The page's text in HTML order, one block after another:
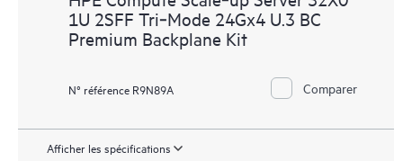
1U 2SFF Tri‑Mode 24Gx4 U.3 BC
Premium Backplane Kit
N° référence R9N89A Comparer
Afficher les spécifications